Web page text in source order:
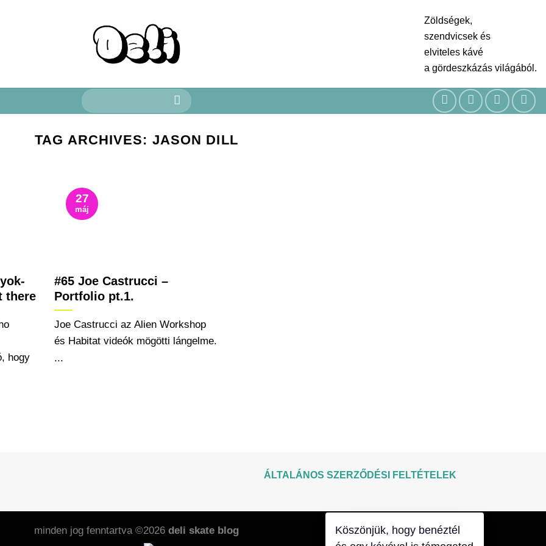
Zöldségek,
szendvicsek és
elviteles kávé
a gördeszkázás világából.
Keresés
a
TAG ARCHIVES: JASON DILL
there
hogy
#65 Joe Castrucci –
Portfolio pt.1.
Joe Castrucci az Alien Workshop
és Habitat videók mögötti lángelme.
...
27
máj
ÁLTALÁNOS SZERZŐDÉSI FELTÉTELEK
minden jog fenntartva ©2026 deli skate blog
Köszönjük, hogy benéztél